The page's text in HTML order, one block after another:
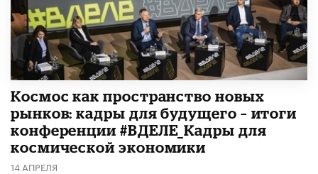
Космос как пространство новых
рынков: кадры для будущего – итоги
конференции #ВДЕЛЕ_Кадры для
космической экономики
14 АПРЕЛЯ